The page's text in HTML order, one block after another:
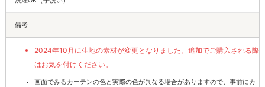
備考
2024年10月に生地の素材が変更となりました。追加でご購入される際
はお気を付けください。
画面でみるカーテンの色と実際の色が異なる場合がありますので、事前にカ